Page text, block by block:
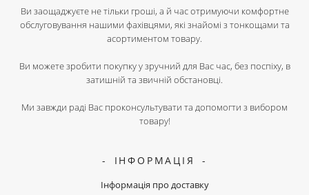
Ви заощаджуєте не тільки гроші, а й час отримуючи комфортне
обслуговування нашими фахівцями, які знайомі з тонкощами та
асортиментом товару.
Ви можете зробити покупку у зручний для Вас час, без поспіху, в
затишній та звичній обстановці.
Ми завжди раді Вас проконсультувати та допомогти з вибором
товару!
ІНФОРМАЦІЯ
Інформація про доставку